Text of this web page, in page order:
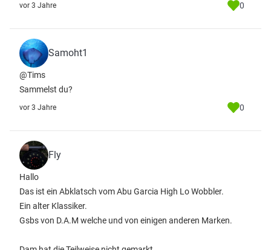
vor 3 Jahre 0
Samoht1
@Tims
Sammelst du?
vor 3 Jahre 0
Fly
Hallo
Das ist ein Abklatsch vom Abu Garcia High Lo Wobbler.
Ein alter Klassiker.
Gsbs von D.A.M welche und von einigen anderen Marken.